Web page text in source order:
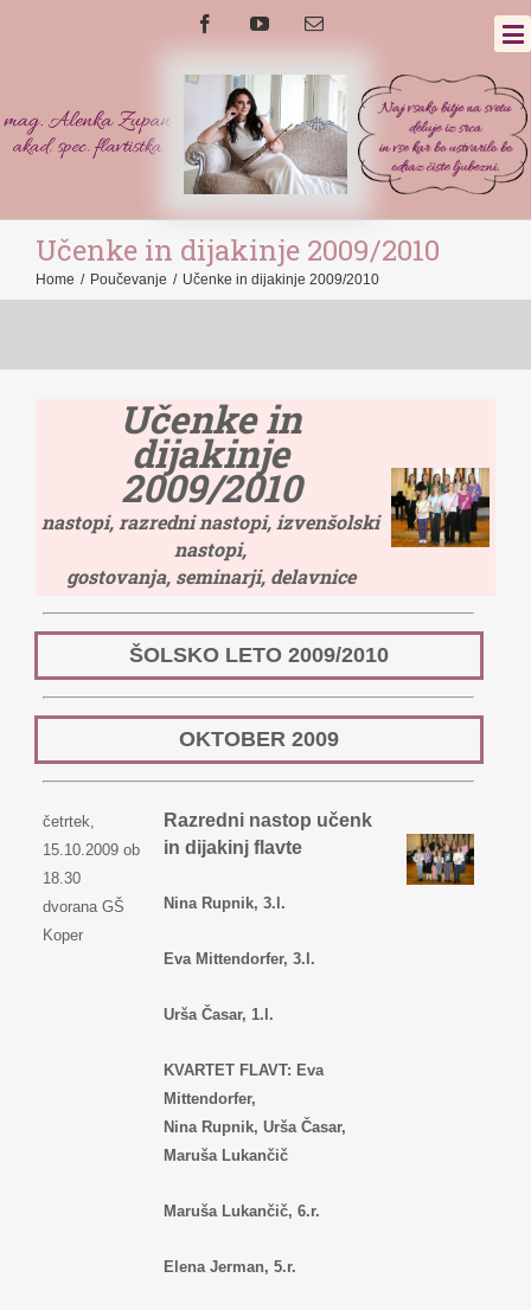
Učenke in dijakinje 2009/2010
Home / Poučevanje / Učenke in dijakinje 2009/2010
Učenke in
dijakinje
2009/2010
nastopi, razredni nastopi, izvenšolski
nastopi,
gostovanja, seminarji, delavnice
ŠOLSKO LETO 2009/2010
OKTOBER 2009
četrtek,
15.10.2009 ob
18.30
dvorana GŠ
Koper
Razredni nastop učenk
in dijakinj flavte
Nina Rupnik, 3.l.
Eva Mittendorfer, 3.l.
Urša Časar, 1.l.
KVARTET FLAVT: Eva
Mittendorfer,
Nina Rupnik, Urša Časar,
Maruša Lukančič
Maruša Lukančič, 6.r.
Elena Jerman, 5.r.